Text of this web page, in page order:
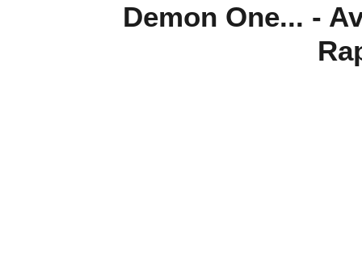
Demon One... -